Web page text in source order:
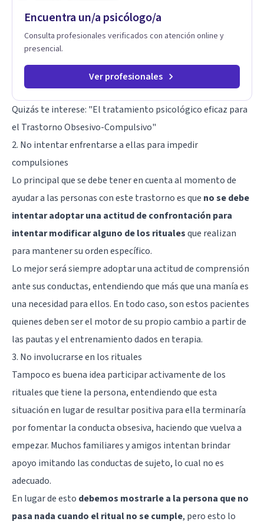
Encuentra un/a psicólogo/a
Consulta profesionales verificados con atención online y
presencial.
Ver profesionales
Quizás te interese: "El tratamiento psicológico eficaz para
el Trastorno Obsesivo-Compulsivo"
2. No intentar enfrentarse a ellas para impedir
compulsiones
Lo principal que se debe tener en cuenta al momento de
ayudar a las personas con este trastorno es que no se debe
intentar adoptar una actitud de confrontación para
intentar modificar alguno de los ritualesque realizan
para mantener su orden específico.
Lo mejor será siempre adoptar una actitud de comprensión
ante sus conductas, entendiendo que más que una manía es
una necesidad para ellos. En todo caso, son estos pacientes
quienes deben ser el motor de su propio cambio a partir de
las pautas y el entrenamiento dados en terapia.
3. No involucrarse en los rituales
Tampoco es buena idea participar activamente de los
rituales que tiene la persona, entendiendo que esta
situación en lugar de resultar positiva para ella terminaría
por fomentar la conducta obsesiva, haciendo que vuelva a
empezar. Muchos familiares y amigos intentan brindar
apoyo imitando las conductas de sujeto, lo cual no es
adecuado.
En lugar de esto debemos mostrarle a la persona que no
pasa nada cuando el ritual no se cumple, pero esto lo